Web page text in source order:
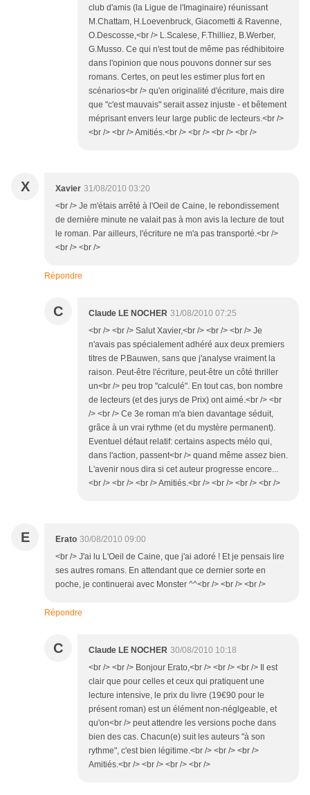
club d'amis (la Ligue de l'Imaginaire) réunissant
M.Chattam, H.Loevenbruck, Giacometti & Ravenne,
O.Descosse,<br /> L.Scalese, F.Thilliez, B.Werber,
G.Musso. Ce qui n'est tout de même pas rédhibitoire
dans l'opinion que nous pouvons donner sur ses
romans. Certes, on peut les estimer plus fort en
scénarios<br /> qu'en originalité d'écriture, mais dire
que "c'est mauvais" serait assez injuste - et bêtement
méprisant envers leur large public de lecteurs.<br />
<br /> <br /> Amitiés.<br /> <br /> <br /> <br />
X Xavier 31/08/2010 03:20
<br /> Je m'étais arrêté à l'Oeil de Caine, le rebondissement
de dernière minute ne valait pas à mon avis la lecture de tout
le roman. Par ailleurs, l'écriture ne m'a pas transporté.<br />
<br /> <br />
Répondre
C Claude LE NOCHER 31/08/2010 07:25
<br /> <br /> Salut Xavier,<br /> <br /> <br /> Je
n'avais pas spécialement adhéré aux deux premiers
titres de P.Bauwen, sans que j'analyse vraiment la
raison. Peut-être l'écriture, peut-être un côté thriller
un<br /> peu trop "calculé". En tout cas, bon nombre
de lecteurs (et des jurys de Prix) ont aimé.<br /> <br
/> <br /> Ce 3e roman m'a bien davantage séduit,
grâce à un vrai rythme (et du mystère permanent).
Eventuel défaut relatif: certains aspects mélo qui,
dans l'action, passent<br /> quand même assez bien.
L'avenir nous dira si cet auteur progresse encore...
<br /> <br /> <br /> Amitiés.<br /> <br /> <br /> <br />
E Erato 30/08/2010 09:00
<br /> J'ai lu L'Oeil de Caine, que j'ai adoré ! Et je pensais lire
ses autres romans. En attendant que ce dernier sorte en
poche, je continuerai avec Monster ^^<br /> <br /> <br />
Répondre
C Claude LE NOCHER 30/08/2010 10:18
<br /> <br /> Bonjour Erato,<br /> <br /> <br /> Il est
clair que pour celles et ceux qui pratiquent une
lecture intensive, le prix du livre (19€90 pour le
présent roman) est un élément non-néglgeable, et
qu'on<br /> peut attendre les versions poche dans
bien des cas. Chacun(e) suit les auteurs "à son
rythme", c'est bien légitime.<br /> <br /> <br />
Amitiés.<br /> <br /> <br /> <br />